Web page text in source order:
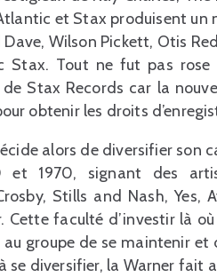
et Stax produisent un
Wilson Pickett, Otis
Stax. Tout ne fut pas
Stax Records car la
obtenir les droits
alors de diversifier son
et 1970, signant des
Stills and Nash, Yes,
Cette faculté d’investir là
groupe de se maintenir et
se diversifier, la Warner fait